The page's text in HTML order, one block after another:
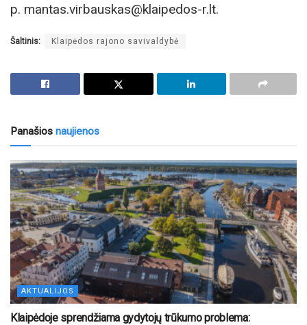
p. mantas.virbauskas@klaipedos-r.lt.
Šaltinis: Klaipėdos rajono savivaldybė
Panašios naujienos
AKTUALIJOS
Klaipėdoje sprendžiama gydytojų trūkumo problema: